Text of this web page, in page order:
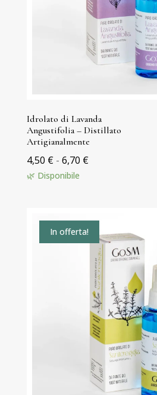
Idrolato di Lavanda
Angustifolia – Distillato
Artigianalmente
4,50 € - 6,70 €Fascia
4,50 €
a
6,70 €
🌿 Disponibile
In offerta!